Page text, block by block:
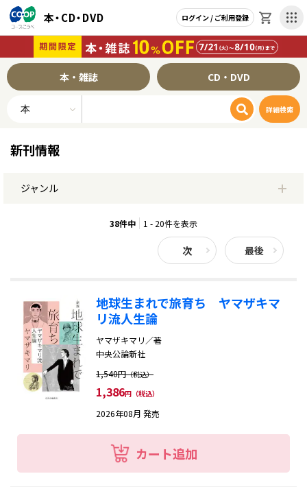
本・CD・DVD ログイン / ご利用登録
本・雑誌
本・雑誌 トップページへ
本 ランキングページへ
本のジャンル一覧
思想・心理・歴史・教育
ビジネス・経済・社会
コミック・アニメ・Eゲーム
サイエンス・テクノロジー
CD・DVD
CD・DVD トップページへ
CD ランキングページへ
ご利用ガイド
詳細検索
新刊情報
ジャンル
38件中 1 - 20件を表示
次 最後
地球生まれで旅育ち ヤマザキマ
リ流人生論
ヤマザキマリ／著
中央公論新社
1,540円（税込）
1,386円（税込）
2026年08月 発売
カート追加